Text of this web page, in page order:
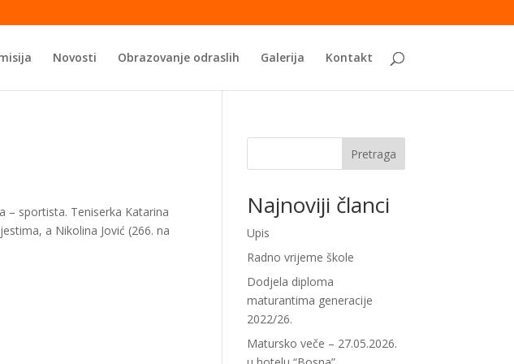
Novosti Obrazovanje odraslih Galerija Kontakt
– sportista. Teniserka Katarina
a Nikolina Jović (266. na
Pretraga
Najnoviji članci
Upis
Radno vrijeme škole
Dodjela diploma
maturantima generacije
2022/26.
Matursko veče – 27.05.2026.